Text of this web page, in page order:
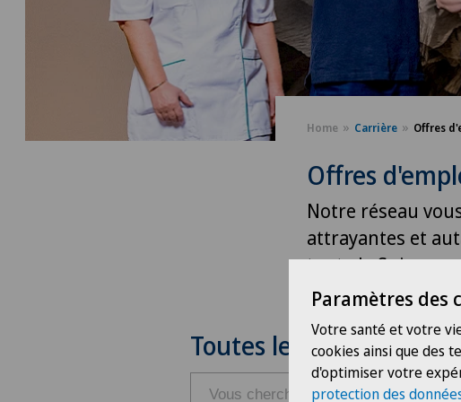
Home Carrière Offres
Offres
Notre réseau
attrayantes et
toute la Suisse.
Toutes les offres
Paramètres des
Votre santé et votre
cookies ainsi que des
d'optimiser votre
protection des